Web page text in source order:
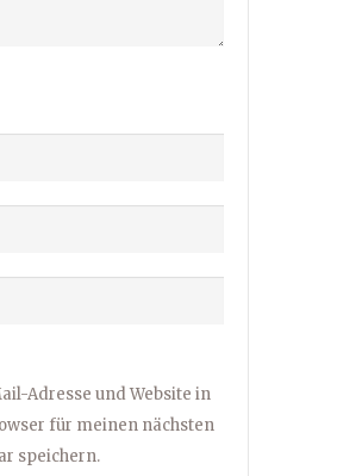
Adresse und Website in
für meinen nächsten
speichern.